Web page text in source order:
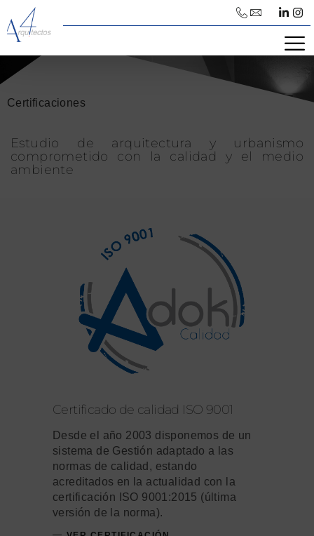
contenido
Certificaciones
Estudio de arquitectura y urbanismo
comprometido con la calidad y el medio
ambiente
Certificado de calidad ISO 9001
Desde el año 2003 disponemos de un
sistema de Gestión adaptado a las
normas de calidad, estando
acreditados en la actualidad con la
certificación ISO 9001:2015 (última
versión de la norma).